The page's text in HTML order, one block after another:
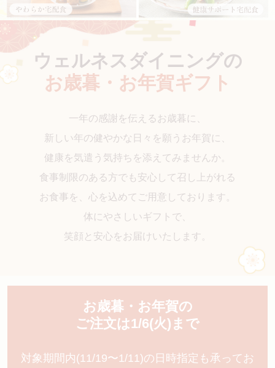
ウェルネスダイニングの
お歳暮・お年賀ギフト
一年の感謝を伝えるお歳暮に、
新しい年の健やかな日々を願うお年賀に、
健康を気遣う気持ちを添えてみませんか。
食事制限のある方でも安心して召し上がれる
お食事を、心を込めてご用意しております。
体にやさしいギフトで、
笑顔と安心をお届けいたします。
お歳暮・お年賀の
ご注文は1/6(火)まで
対象期間内(11/19〜1/11)の日時指定も承ってお